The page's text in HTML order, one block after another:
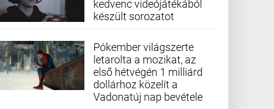
kedvenc videójátékából
készült sorozatot
Pókember világszerte
letarolta a mozikat, az
első hétvégén 1 milliárd
dollárhoz közelít a
Vadonatúj nap bevétele